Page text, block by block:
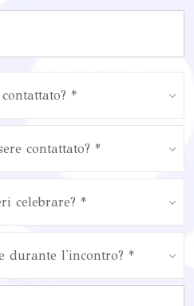
*
contattato? *
celebrare? *
durante l'incontro? *